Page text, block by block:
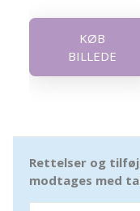
KØB
BILLEDE
Rettelser og
modtages med